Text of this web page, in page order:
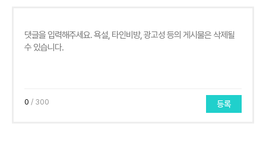
0 / 300 등록